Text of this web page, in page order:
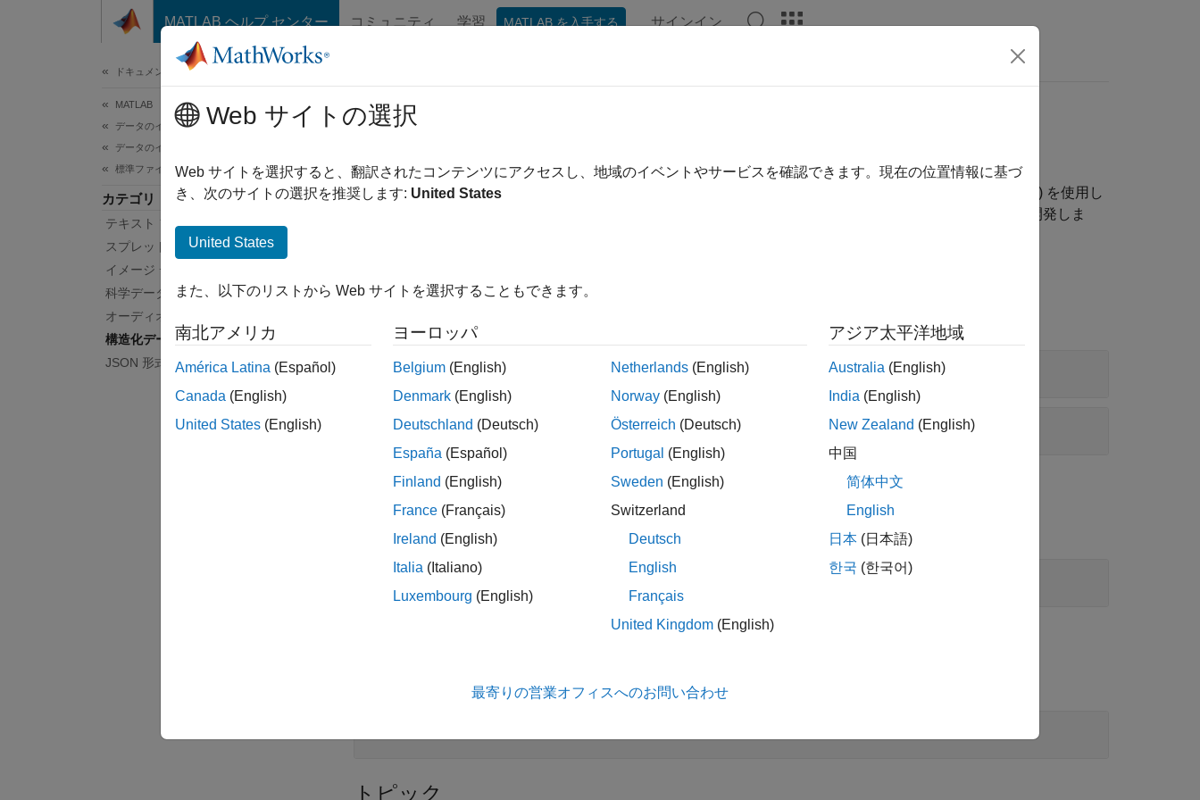
コンテンツへスキップ
MATLAB ヘルプ センター コミュニティ 学習 MATLAB を入手する サインイン
ドキュメンテーションのホーム
MATLAB
データのインポートと解析
データのインポートとエクスポート
標準ファイル形式
カテゴリ
テキスト ファイル
スプレッドシート
イメージ データ
科学データ
オーディオとビデオのデータ
構造化データと XML ドキュメント
JSON 形式
構造化データと XML ドキュメント
構造化データと拡張マークアップ言語のドキュメントの操作
XML ファイルの構造化データの読み取りと書き込みを行います。MATLAB
API for XML Processing (MAXP) を使用し
て、XML ドキュメントの作成、読み取り、書き込み、変換およびクエリを行う高度なアプリケーションを開発しま
関数
構造化データの読み取りと書き込み
XML ドキュメント オブジェクト モデル (DOM) の操作
クラス
MATLAB API for XML Processing
トピック
Web サイトの選択
Web サイトを選択すると、翻訳されたコンテンツにアクセスし、地域のイベントやサービスを確認できます。現在の位置情報に基づ
き、次のサイトの選択を推奨します: United States
United States
また、以下のリストから Web サイトを選択することもできます。
南北アメリカ
América Latina (Español)
Canada (English)
United States (English)
ヨーロッパ
Belgium (English)
Denmark (English)
Deutschland (Deutsch)
España (Español)
Finland (English)
France (Français)
Ireland (English)
Italia (Italiano)
Luxembourg (English)
Netherlands (English)
Norway (English)
Österreich (Deutsch)
Portugal (English)
Sweden (English)
Switzerland
Deutsch
English
Français
United Kingdom (English)
アジア太平洋地域
Australia (English)
India (English)
New Zealand (English)
中国
简体中文
English
日本 (日本語)
한국 (한국어)
最寄りの営業オフィスへのお問い合わせ